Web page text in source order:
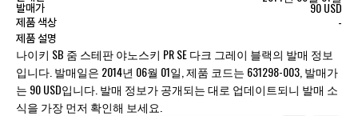
발매가 90 USD
제품 색상 -
제품 설명
나이키 SB 줌 스테판 야노스키 PR SE 다크 그레이 블랙의 발매 정보
입니다. 발매일은 2014년 06월 01일, 제품 코드는 631298-003, 발매가
는 90 USD입니다. 발매 정보가 공개되는 대로 업데이트되니 발매 소
식을 가장 먼저 확인해 보세요.